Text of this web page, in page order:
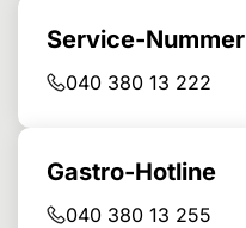
Service-Nummer
040 380 13 222
Gastro-Hotline
040 380 13 255